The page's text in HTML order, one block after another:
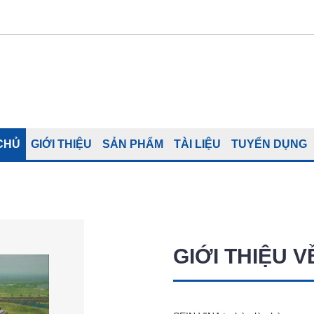
GIỚI THIỆU SẢN PHẨM TÀI LIỆU TUYỂN DỤNG
GIỚI THIỆU